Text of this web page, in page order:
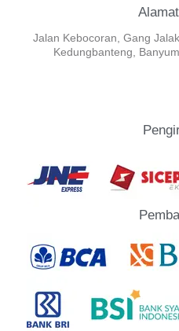
Jalan Kebocoran, Gang
Kedungbanteng,